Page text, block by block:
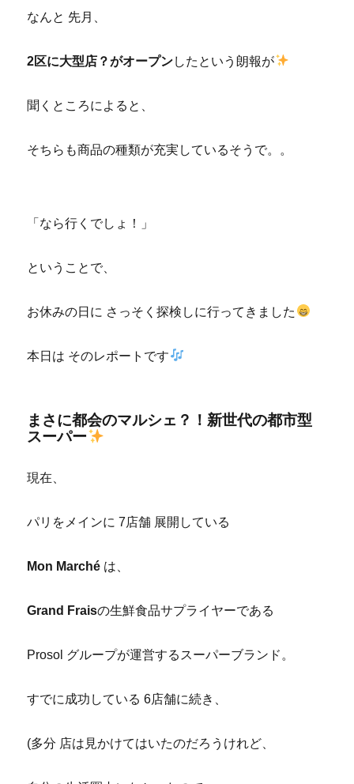
なんと 先月、
2区に大型店？がオープンしたという朗報が
聞くところによると、
そちらも商品の種類が充実しているそうで。。
「なら行くでしょ！」
ということで、
お休みの日に さっそく探検しに行ってきました
本日は そのレポートです
まさに都会のマルシェ？！新世代の都市型
スーパー
現在、
パリをメインに 7店舗 展開している
Mon Marché は、
Grand Fraisの生鮮食品サプライヤーである
Prosol グループが運営するスーパーブランド。
すでに成功している 6店舗に続き、
(多分 店は見かけてはいたのだろうけれど、